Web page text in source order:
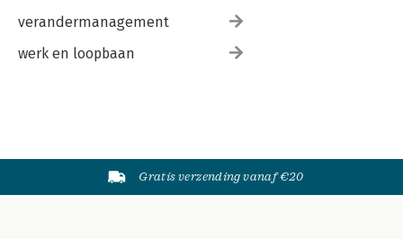
verandermanagement
werk en loopbaan
Gratis verzending vanaf €20